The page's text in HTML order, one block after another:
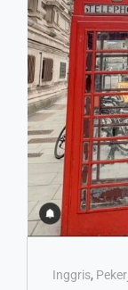
Cat
Inggris,